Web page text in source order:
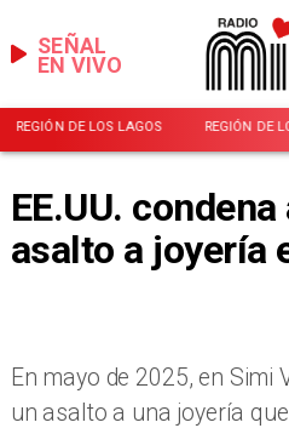
EN VIVO
SEÑAL
REGIÓN DE LOS LAGOS REGIÓN DE
EE.UU.
asalto a joyería
En mayo de 2025, en Simi
un asalto a una joyería